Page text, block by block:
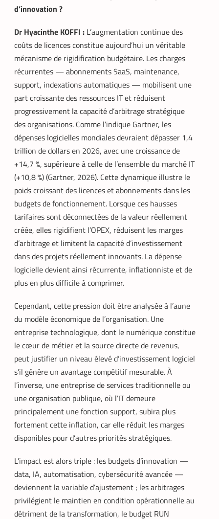
d’innovation ?
Dr Hyacinthe KOFFI :L’augmentation continue des
coûts de licences constitue aujourd’hui un véritable
mécanisme de rigidification budgétaire. Les charges
récurrentes — abonnements SaaS, maintenance,
support, indexations automatiques — mobilisent une
part croissante des ressources IT et réduisent
progressivement la capacité d’arbitrage stratégique
des organisations. Comme l’indique Gartner, les
dépenses logicielles mondiales devraient dépasser 1,4
trillion de dollars en 2026, avec une croissance de
+14,7 %, supérieure à celle de l’ensemble du marché IT
(+10,8 %) (Gartner, 2026). Cette dynamique illustre le
poids croissant des licences et abonnements dans les
budgets de fonctionnement. Lorsque ces hausses
tarifaires sont déconnectées de la valeur réellement
créée, elles rigidifient l’OPEX, réduisent les marges
d’arbitrage et limitent la capacité d’investissement
dans des projets réellement innovants. La dépense
logicielle devient ainsi récurrente, inflationniste et de
plus en plus difficile à comprimer.
Cependant, cette pression doit être analysée à l’aune
du modèle économique de l’organisation. Une
entreprise technologique, dont le numérique constitue
le cœur de métier et la source directe de revenus,
peut justifier un niveau élevé d’investissement logiciel
s’il génère un avantage compétitif mesurable. À
l’inverse, une entreprise de services traditionnelle ou
une organisation publique, où l’IT demeure
principalement une fonction support, subira plus
fortement cette inflation, car elle réduit les marges
disponibles pour d’autres priorités stratégiques.
L’impact est alors triple : les budgets d’innovation —
data, IA, automatisation, cybersécurité avancée —
deviennent la variable d’ajustement ; les arbitrages
privilégient le maintien en condition opérationnelle au
détriment de la transformation, le budget RUN